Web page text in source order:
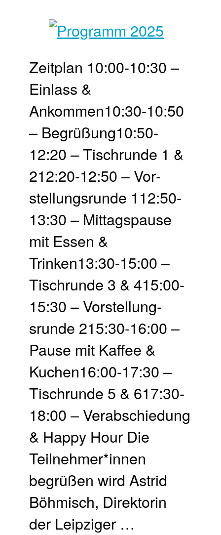
Zeit­plan 10:00-10:30 –
Einlass &
Ankommen10:30-10:50
– Begrü­ßung10:50-
12:20 – Tisch­runde 1 &
212:20-12:50 – Vor­
stellungs­runde 112:50-
13:30 – Mittags­pause
mit Essen &
Trinken13:30-15:00 –
Tisch­runde 3 & 415:00-
15:30 – Vor­stellung­
srunde 215:30-16:00 –
Pause mit Kaffee &
Kuchen16:00-17:30 –
Tisch­runde 5 & 617:30-
18:00 – Ver­abschie­dung
& Happy Hour Die
Teilnehmer*innen
begrüßen wird Astrid
Böhmisch, Direktorin
der Leipziger …